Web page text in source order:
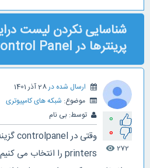
شناسایی نکردن لیست
پرینترها در Control Panel
0
0
272
visibility
ارسال شده در28 آذر 1401
موضوع: شبکه های کامپیوتری
توسط: بی نام